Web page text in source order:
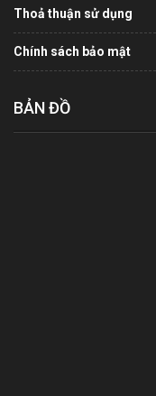
Thoả thuận sử dụng
Chính sách bảo mật
BẢN ĐỒ